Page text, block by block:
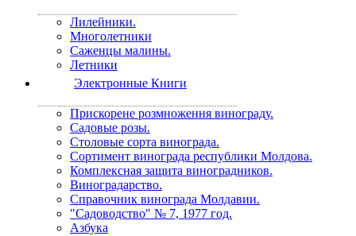
Лилейники.
Многолетники
Саженцы малины.
Летники
Электронные Книги
Прискорене розмноження винограду.
Садовые розы.
Столовые сорта винограда.
Сортимент винограда республики Молдова.
Комплексная защита виноградников.
Виноградарство.
Справочник винограда Молдавии.
"Садоводство" № 7, 1977 год.
Азбука